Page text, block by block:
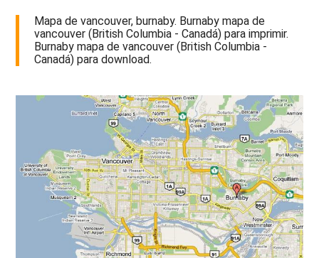
Mapa de vancouver, burnaby. Burnaby mapa de
vancouver (British Columbia - Canadá) para imprimir.
Burnaby mapa de vancouver (British Columbia -
Canadá) para download.